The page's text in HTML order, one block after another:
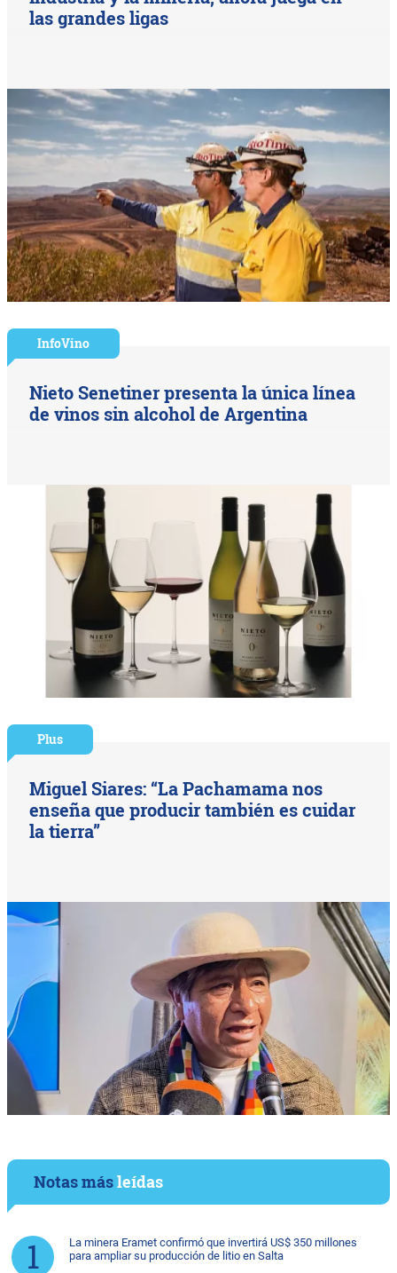
las grandes ligas
InfoVino
Nieto Senetiner presenta la única línea
de vinos sin alcohol de Argentina
Plus
Miguel Siares: “La Pachamama nos
enseña que producir también es cuidar
la tierra”
Notas másleídas
La minera Eramet confirmó que invertirá US$ 350 millones
para ampliar su producción de litio en Salta